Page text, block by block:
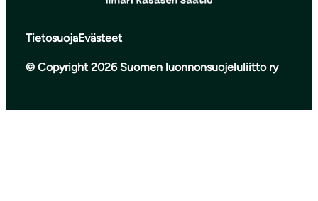
TietosuojaEvästeet
© Copyright 2026 Suomen luonnonsuojeluliitto ry